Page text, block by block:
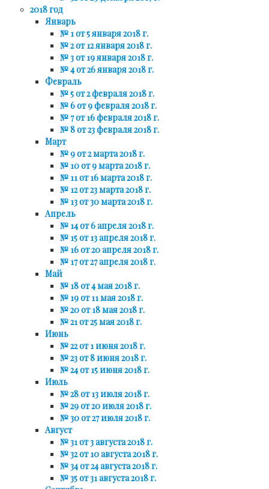
2018 год
Январь
№ 1 от 5 января 2018 г.
№ 2 от 12 января 2018 г.
№ 3 от 19 января 2018 г.
№ 4 от 26 января 2018 г.
Февраль
№ 5 от 2 февраля 2018 г.
№ 6 от 9 февраля 2018 г.
№ 7 от 16 февраля 2018 г.
№ 8 от 23 февраля 2018 г.
Март
№ 9 от 2 марта 2018 г.
№ 10 от 9 марта 2018 г.
№ 11 от 16 марта 2018 г.
№ 12 от 23 марта 2018 г.
№ 13 от 30 марта 2018 г.
Апрель
№ 14 от 6 апреля 2018 г.
№ 15 от 13 апреля 2018 г.
№ 16 от 20 апреля 2018 г.
№ 17 от 27 апреля 2018 г.
Май
№ 18 от 4 мая 2018 г.
№ 19 от 11 мая 2018 г.
№ 20 от 18 мая 2018 г.
№ 21 от 25 мая 2018 г.
Июнь
№ 22 от 1 июня 2018 г.
№ 23 от 8 июня 2018 г.
№ 24 от 15 июня 2018 г.
Июль
№ 28 от 13 июля 2018 г.
№ 29 от 20 июля 2018 г.
№ 30 от 27 июля 2018 г.
Август
№ 31 от 3 августа 2018 г.
№ 32 от 10 августа 2018 г.
№ 34 от 24 августа 2018 г.
№ 35 от 31 августа 2018 г.